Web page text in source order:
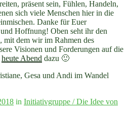
präsent sein, Fühlen, Handeln,
sich viele Menschen hier in die
Danke für Euer
Hoffnung! Oben seht ihr den
mit dem wir im Rahmen des
Visionen und Forderungen auf die
heute Abend dazu 🙂
Gesa und Andi im Wandel
in Initiativgruppe / Die Idee von